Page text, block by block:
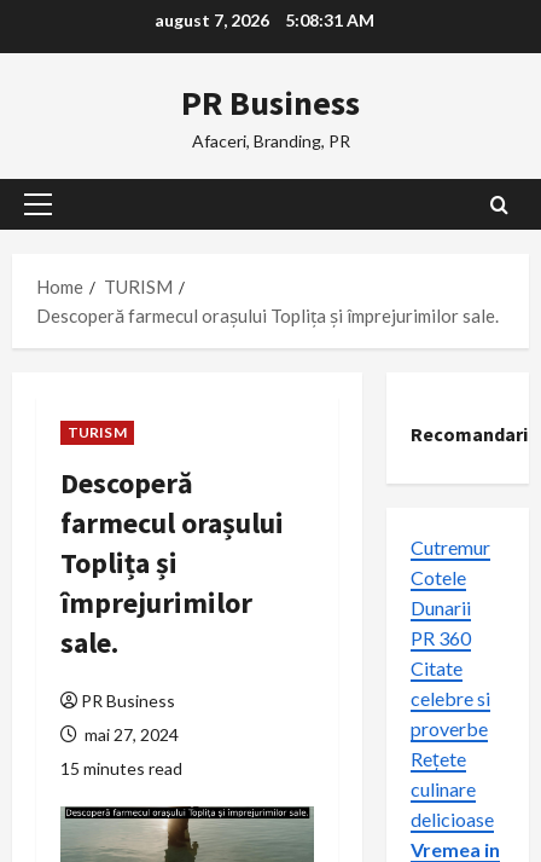
august 7, 2026 5:08:32 AM
PR Business
Afaceri, Branding, PR
Primary
Home
TURISM
Descoperă farmecul orașului Toplița și împrejurimilor sale.
TURISM
Descoperă
farmecul orașului
Toplița și
împrejurimilor
sale.
PR Business
mai 27, 2024
15 minutes read
Recomandari
Cutremur
Cotele
Dunarii
PR 360
Citate
celebre si
proverbe
Rețete
culinare
delicioase
Vremea in